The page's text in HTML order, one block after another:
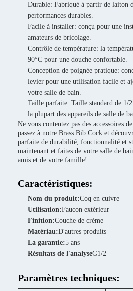
Durable: Fabriqué à partir de laiton
performances durables.
Facile à installer: conçu pour une
amateurs de bricolage.
Contrôle de température: la
90°C pour une douche confortable.
Conception de poignée pratique:
levier pour une utilisation facile et
votre salle de bain.
Taille parfaite: Taille standard de 1/
la plupart des appareils de salle de
Ne vous contentez pas des accessoires
passez à notre Brass Bib Cock et
parfaite de durabilité, fonctionnalité et
maintenant et faites de votre salle de
amis et de votre famille!
Caractéristiques:
Nom du produit:Coq en cuivre
Utilisation:Faucon extérieur
Finition:Couche de crème
Matériau:D'autres produits
La garantie:5 ans
Résultats de l'analyseG1/2
Paramètres techniques: